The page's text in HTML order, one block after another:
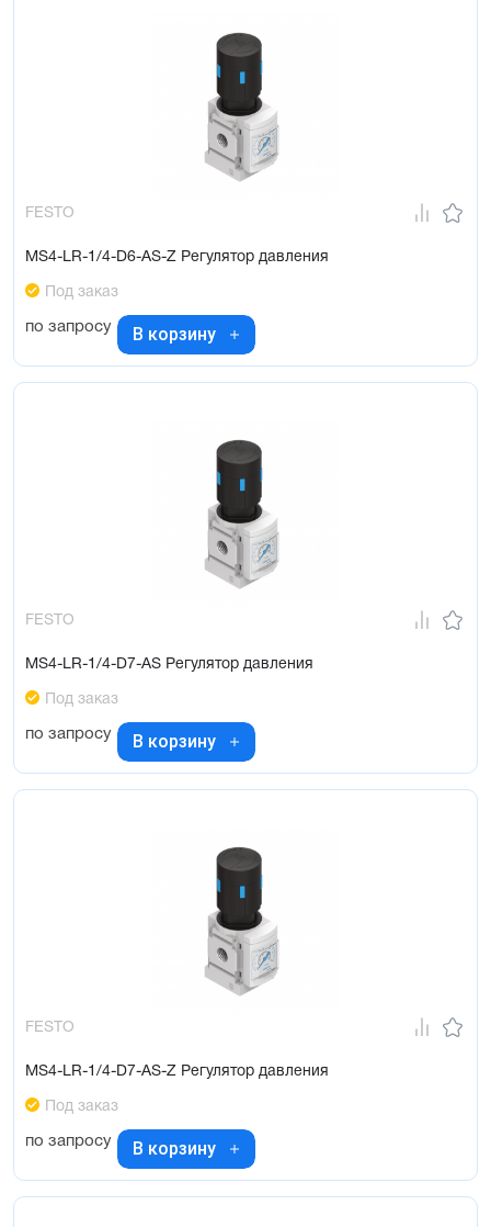
FESTO
MS4-LR-1/4-D6-AS-Z Регулятор давления
Под заказ
по запросу В корзину
FESTO
MS4-LR-1/4-D7-AS Регулятор давления
Под заказ
по запросу В корзину
FESTO
MS4-LR-1/4-D7-AS-Z Регулятор давления
Под заказ
по запросу В корзину